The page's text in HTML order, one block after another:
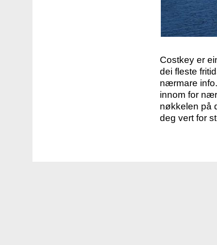
Costkey er
dei fleste
nærmare
innom for
nøkkelen på
deg vert for